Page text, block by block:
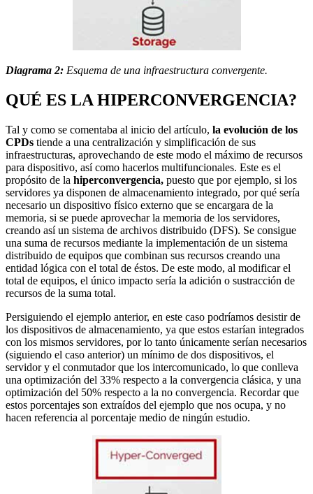
Diagrama 2: Esquema de una infraestructura convergente.
QUÉ ES LA HIPERCONVERGENCIA?
Tal y como se comentaba al inicio del artículo, la evolución de los
CPDs tiende a una centralización y simplificación de sus
infraestructuras, aprovechando de este modo el máximo de recursos
para dispositivo, así como hacerlos multifuncionales. Este es el
propósito de la hiperconvergencia, puesto que por ejemplo, si los
servidores ya disponen de almacenamiento integrado, por qué sería
necesario un dispositivo físico externo que se encargara de la
memoria, si se puede aprovechar la memoria de los servidores,
creando así un sistema de archivos distribuido (DFS). Se consigue
una suma de recursos mediante la implementación de un sistema
distribuido de equipos que combinan sus recursos creando una
entidad lógica con el total de éstos. De este modo, al modificar el
total de equipos, el único impacto sería la adición o sustracción de
recursos de la suma total.
Persiguiendo el ejemplo anterior, en este caso podríamos desistir de
los dispositivos de almacenamiento, ya que estos estarían integrados
con los mismos servidores, por lo tanto únicamente serían necesarios
(siguiendo el caso anterior) un mínimo de dos dispositivos, el
servidor y el conmutador que los intercomunicado, lo que conlleva
una optimización del 33% respecto a la convergencia clásica, y una
optimización del 50% respecto a la no convergencia. Recordar que
estos porcentajes son extraídos del ejemplo que nos ocupa, y no
hacen referencia al porcentaje medio de ningún estudio.